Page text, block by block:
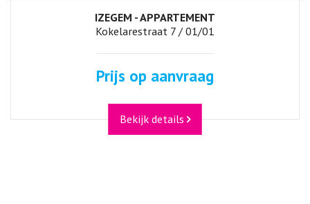
IZEGEM - APPARTEMENT
Kokelarestraat 7 / 01/01
Prijs op aanvraag
Bekijk details